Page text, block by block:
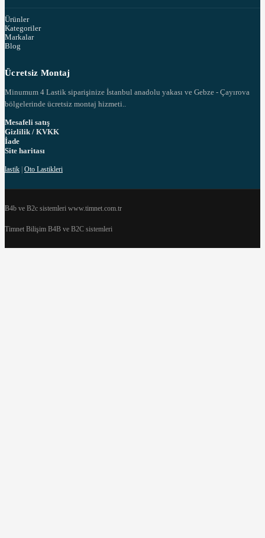
Ürünler
Kategoriler
Markalar
Blog
Ücretsiz Montaj
Minumum 4 Lastik siparişinize İstanbul anadolu yakası ve Gebze - Çayırova
bölgelerinde ücretsiz montaj hizmeti..
Mesafeli satış
Gizlilik / KVKK
İade
Site haritası
lastik | Oto Lastikleri
B4b ve B2c sistemleri www.timnet.com.tr
Timnet Bilişim B4B ve B2C sistemleri